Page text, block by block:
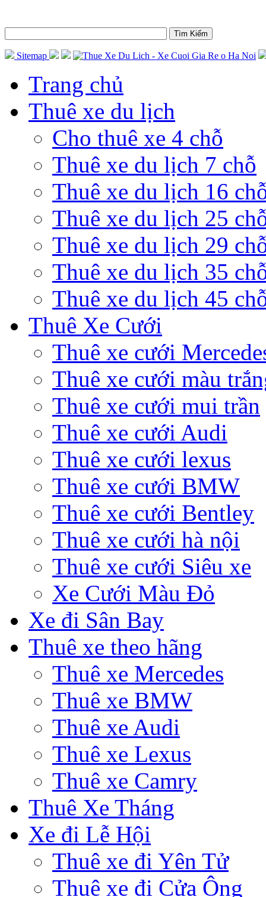
Sitemap
Trang chủ
Thuê xe du lịch
Cho thuê xe 4 chỗ
Thuê xe du lịch 7 chỗ
Thuê xe du lịch 16
Thuê xe du lịch 25
Thuê xe du lịch 29
Thuê xe du lịch 35
Thuê xe du lịch 45
Thuê Xe Cưới
Thuê xe cưới
Thuê xe cưới màu
Thuê xe cưới mui trần
Thuê xe cưới Audi
Thuê xe cưới lexus
Thuê xe cưới BMW
Thuê xe cưới Bentley
Thuê xe cưới hà nội
Thuê xe cưới Siêu xe
Xe Cưới Màu Đỏ
Xe đi Sân Bay
Thuê xe theo hãng
Thuê xe Mercedes
Thuê xe BMW
Thuê xe Audi
Thuê xe Lexus
Thuê xe Camry
Thuê Xe Tháng
Xe đi Lễ Hội
Thuê xe đi Yên Tử
Thuê xe đi Cửa Ông